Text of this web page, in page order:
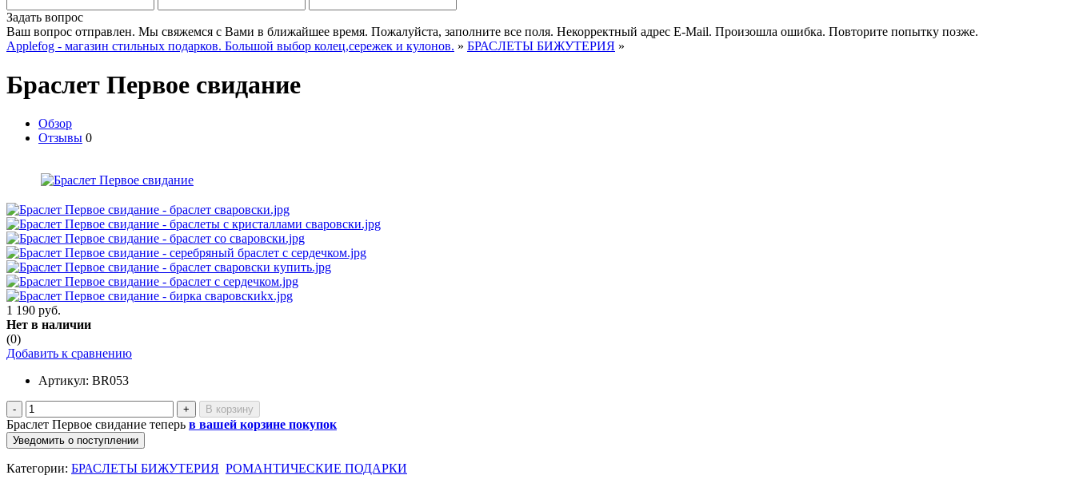
Задать вопрос
Ваш вопрос отправлен. Мы свяжемся с Вами в ближайшее время. Пожалуйста, заполните все поля. Некорректный адрес E-Mail. Произошла ошибка. Повторите попытку позже.
Applefog - магазин стильных подарков. Большой выбор колец,сережек и кулонов. » БРАСЛЕТЫ БИЖУТЕРИЯ »
Браслет Первое свидание
Обзор
Отзывы 0
1 190 руб.
Нет в наличии
(0)
Добавить к сравнению
Артикул: BR053
- +
Браслет Первое свидание теперь в вашей корзине покупок
Уведомить о поступлении
Категории: БРАСЛЕТЫ БИЖУТЕРИЯ РОМАНТИЧЕСКИЕ ПОДАРКИ